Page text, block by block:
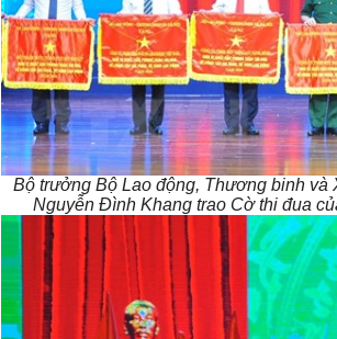
Bộ trưởng Bộ Lao động, Thương binh
Nguyễn Đình Khang trao Cờ thi đua